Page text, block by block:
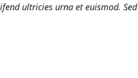
ultricies urna et euismod. Sed